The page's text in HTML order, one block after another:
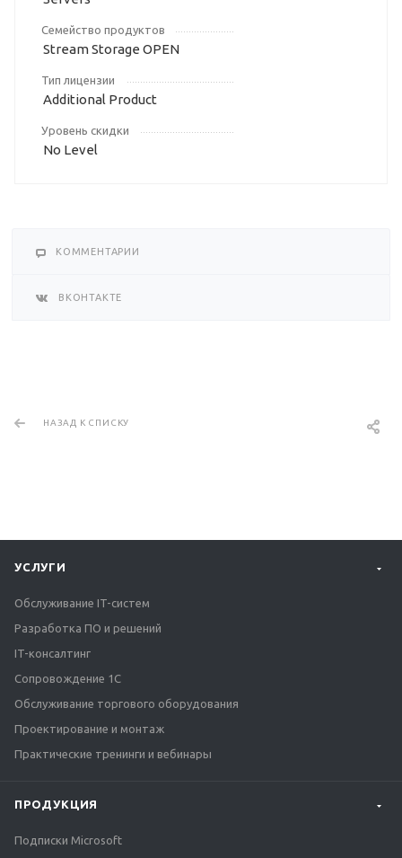
Семейство продуктов
Stream Storage OPEN
Тип лицензии
Additional Product
Уровень скидки
No Level
КОММЕНТАРИИ
ВКОНТАКТЕ
НАЗАД К СПИСКУ
УСЛУГИ
Обслуживание IT-систем
Разработка ПО и решений
IT-консалтинг
Сопровождение 1С
Обслуживание торгового оборудования
Проектирование и монтаж
Практические тренинги и вебинары
ПРОДУКЦИЯ
Подписки Microsoft